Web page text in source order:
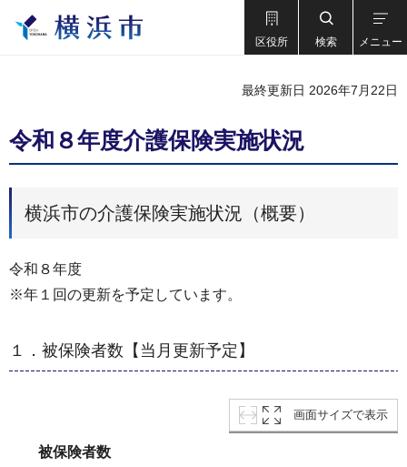
区役所 検索 メニュー
最終更新日 2026年7月22日
令和８年度介護保険実施状況
横浜市の介護保険実施状況（概要）
令和８年度
※年１回の更新を予定しています。
１．被保険者数【当月更新予定】
画面サイズで表示
被保険者数